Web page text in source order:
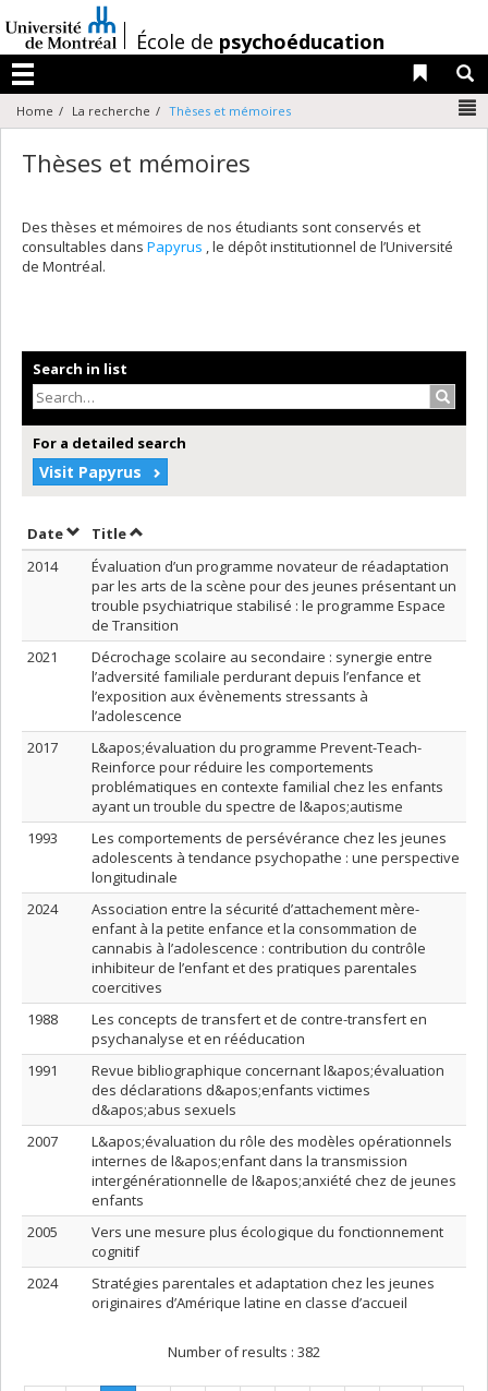
au
contenu
/École de psychoéducation
Menu
Liens
Home La recherche Thèses et mémoires
Thèses et mémoires
Des thèses et mémoires de nos étudiants sont conservés et
consultables dans Papyrus , le dépôt institutionnel de l’Université
de Montréal.
Search in list
For a detailed search
Visit Papyrus
DateSort by date in ascending order
TitleSort by title in ascending order
2014
Évaluation d’un programme novateur de réadaptation
par les arts de la scène pour des jeunes présentant un
trouble psychiatrique stabilisé : le programme Espace
de Transition
2021
Décrochage scolaire au secondaire : synergie entre
l’adversité familiale perdurant depuis l’enfance et
l’exposition aux évènements stressants à
l’adolescence
2017
L&apos;évaluation du programme Prevent-Teach-
Reinforce pour réduire les comportements
problématiques en contexte familial chez les enfants
ayant un trouble du spectre de l&apos;autisme
1993
Les comportements de persévérance chez les jeunes
adolescents à tendance psychopathe : une perspective
longitudinale
2024
Association entre la sécurité d’attachement mère-
enfant à la petite enfance et la consommation de
cannabis à l’adolescence : contribution du contrôle
inhibiteur de l’enfant et des pratiques parentales
coercitives
1988
Les concepts de transfert et de contre-transfert en
psychanalyse et en rééducation
1991
Revue bibliographique concernant l&apos;évaluation
des déclarations d&apos;enfants victimes
d&apos;abus sexuels
2007
L&apos;évaluation du rôle des modèles opérationnels
internes de l&apos;enfant dans la transmission
intergénérationnelle de l&apos;anxiété chez de jeunes
enfants
2005
Vers une mesure plus écologique du fonctionnement
cognitif
2024
Stratégies parentales et adaptation chez les jeunes
originaires d’Amérique latine en classe d’accueil
Number of results : 382